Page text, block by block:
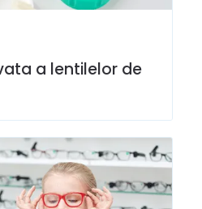
a lentilelor de